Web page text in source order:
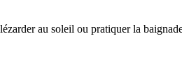
au soleil ou pratiquer la